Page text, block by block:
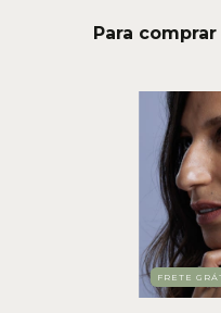
Para
FRETE